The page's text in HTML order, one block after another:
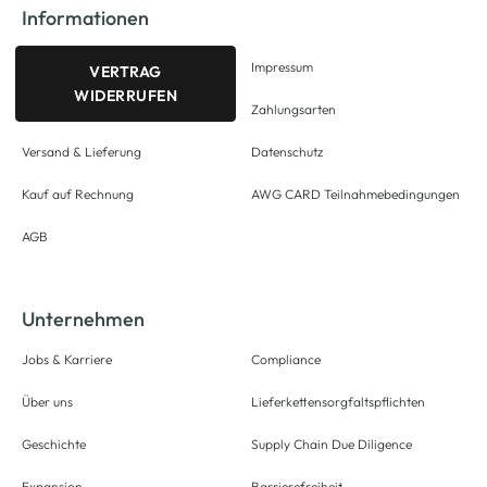
Informationen
VERTRAG
WIDERRUFEN
Versand & Lieferung
Kauf auf Rechnung
AGB
Impressum
Zahlungsarten
Datenschutz
AWG CARD Teilnahmebedingungen
Unternehmen
Jobs & Karriere
Über uns
Geschichte
Compliance
Lieferkettensorgfaltspflichten
Supply Chain Due Diligence